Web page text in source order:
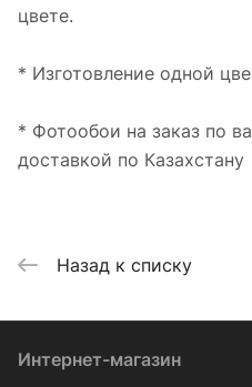
цвете.
* Изготовление одной
* Фотообои на заказ по
доставкой по Казахстану
Назад к списку
Интернет-магазин